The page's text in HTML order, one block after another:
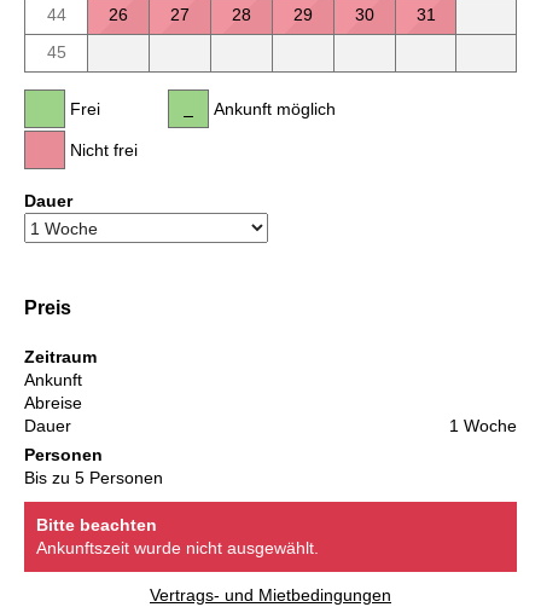
44
26 27 28 29 30
31
45
Frei
Nicht frei
Ankunft möglich
Dauer
Preis
Zeitraum
Ankunft
Abreise
Dauer
1 Woche
Personen
Bis zu 5 Personen
Bitte beachten
Ankunftszeit wurde nicht ausgewählt.
Vertrags- und Mietbedingungen